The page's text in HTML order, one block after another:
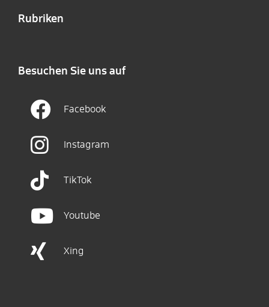
Rubriken
Besuchen Sie uns auf
Facebook
Instagram
TikTok
Youtube
Xing